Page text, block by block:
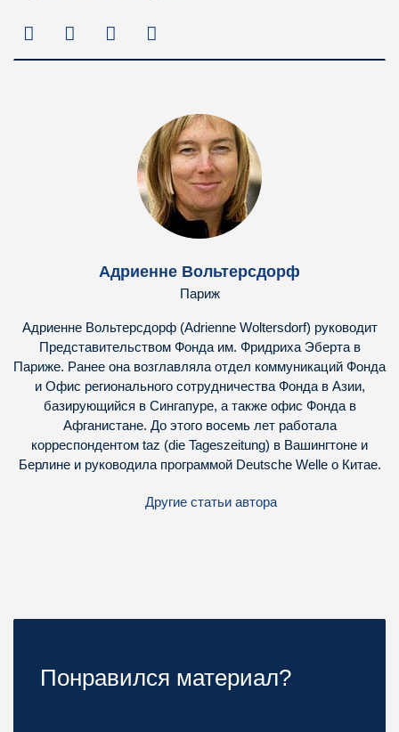
Адриенне Вольтерсдорф
Париж
Адриенне Вольтерсдорф (Adrienne Woltersdorf) руководит
Представительством Фонда им. Фридриха Эберта в
Париже. Ранее она возглавляла отдел коммуникаций Фонда
и Офис регионального сотрудничества Фонда в Азии,
базирующийся в Сингапуре, а также офис Фонда в
Афганистане. До этого восемь лет работала
корреспондентом taz (die Tageszeitung) в Вашингтоне и
Берлине и руководила программой Deutsche Welle о Китае.
Другие статьи автора
Понравился материал?